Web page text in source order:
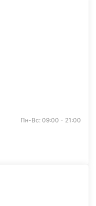
Пн-Вс: 09:00 - 21:00